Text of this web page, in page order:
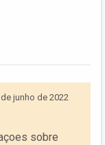
junho de 2022
sobre